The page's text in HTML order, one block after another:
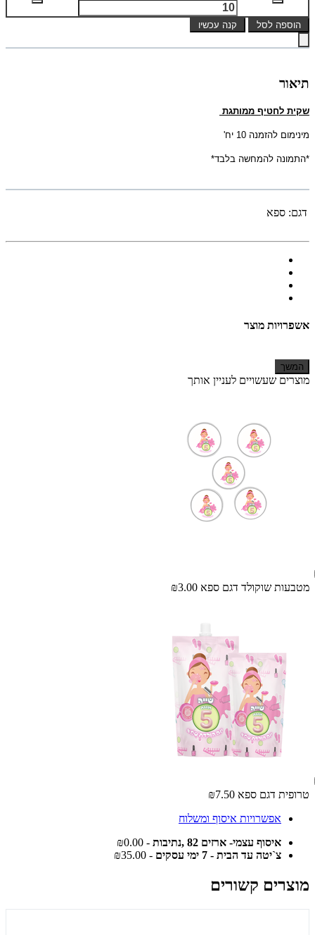
הוספה לסל קנה עכשיו
תיאור
שקית לחטיף ממותגת
מינימום להזמנה 10 יח'
*התמונה להמחשה בלבד*
דגם: ספא
אשפרויות מוצר
המשך
מוצרים שעשויים לעניין אותך
מטבעות שוקולד דגם ספא ₪3.00
טרופית דגם ספא ₪7.50
אפשרויות איסוף ומשלוח
איסוף עצמי- ארזים 82 ,נתיבות
- ₪0.00
צ`יטה עד הבית - 7 ימי עסקים
- ₪35.00
מוצרים קשורים